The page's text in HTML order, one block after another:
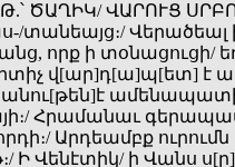
ԾԱՂԻԿ/ ՎԱՐՈՒՑ
տանեայց։/ Վերածեալ
որք ի տօնացուցի/
վ[ար]դ[ա]պ[ետ] է
Հրամանաւ
Արդեամբք
Ի Վենէտիկ/ ի Վանս